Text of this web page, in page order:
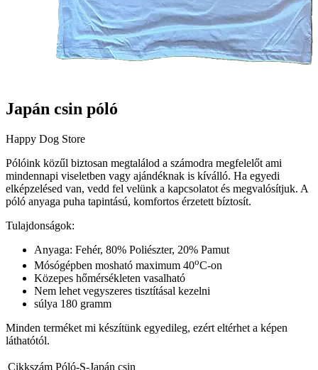
Japán csin póló
Happy Dog Store
Pólóink közűl biztosan megtalálod a számodra megfelelőt ami
mindennapi viseletben vagy ajándéknak is kíválló. Ha egyedi
elképzelésed van, vedd fel velünk a kapcsolatot és megvalósítjuk. A
póló anyaga puha tapintású, komfortos érzetett bíztosít.
Tulajdonságok:
Anyaga: Fehér, 80% Poliészter, 20% Pamut
Mósógépben mosható maximum 40oC-on
Közepes hőmérsékleten vasalható
Nem lehet vegyszeres tisztításal kezelni
súlya 180 gramm
Minden terméket mi készítünk egyedileg, ezért eltérhet a képen
láthatótól.
Cikkszám Póló-S-Japán csin